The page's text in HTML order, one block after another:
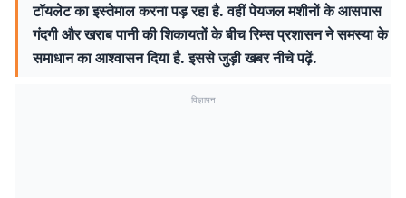
टॉयलेट का इस्तेमाल करना पड़ रहा है. वहीं पेयजल मशीनों के आसपास
गंदगी और खराब पानी की शिकायतों के बीच रिम्स प्रशासन ने समस्या के
समाधान का आश्वासन दिया है. इससे जुड़ी खबर नीचे पढ़ें.
विज्ञापन